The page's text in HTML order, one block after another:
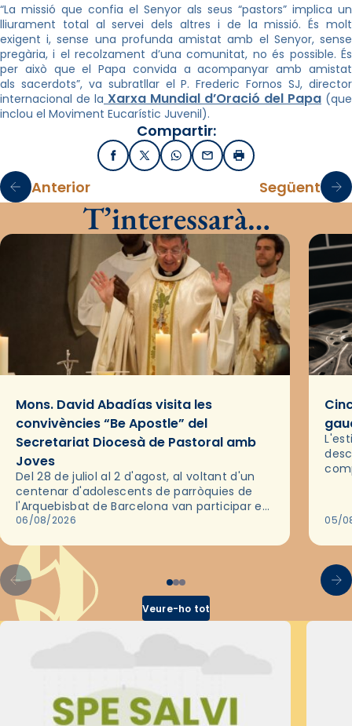
“La missió que confia el Senyor als seus “pastors” implica un
lliurament total al servei dels altres i de la missió. És molt
exigent i, sense una profunda amistat amb el Senyor, sense
pregària, i el recolzament d’una comunitat, no és possible. És
per això que el Papa convida a acompanyar amb amistat
als sacerdots”, va subratllar el P. Frederic Fornos SJ, director
internacional de la Xarxa Mundial d’Oració del Papa (que
inclou el Moviment Eucarístic Juvenil).
Compartir:
FacebookX / TwitterWhatsApp
EmailImprimir
Anterior Següent
T’interessarà…
Mons. David Abadías visita les
convivències “Be Apostle” del
Secretariat Diocesà de Pastoral amb
Joves
Del 28 de juliol al 2 d'agost, al voltant d'un
centenar d'adolescents de parròquies de
l'Arquebisbat de Barcelona van participar en
les convivències Be Apostle, organitzades
06/08/2026 05/
Veure-ho tot